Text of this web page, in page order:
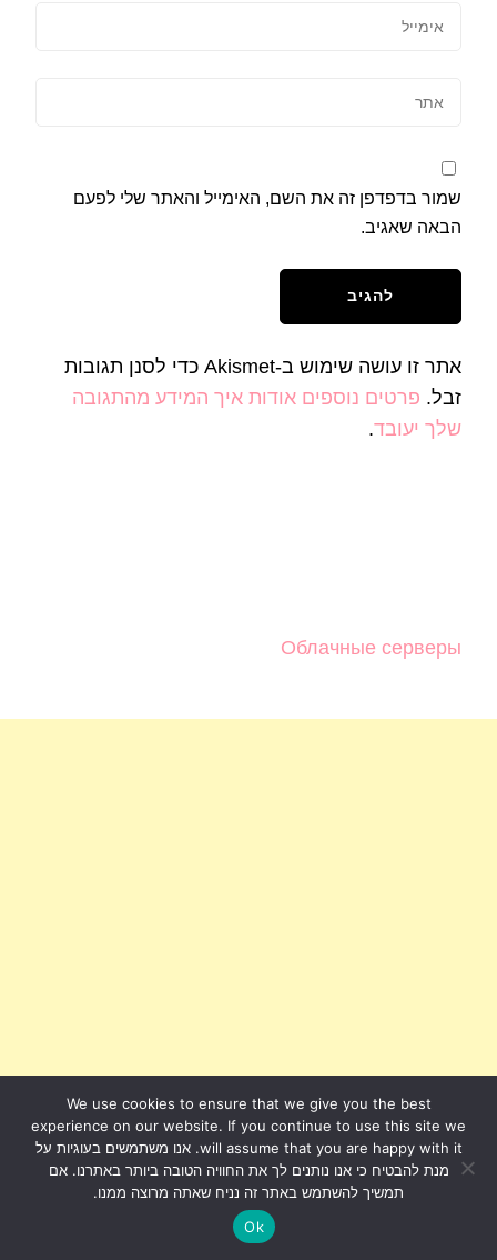
שמור בדפדפן זה את השם, האימייל והאתר שלי לפעם
הבאה שאגיב.
אתר זו עושה שימוש ב-Akismet כדי לסנן תגובות
זבל. פרטים נוספים אודות איך המידע מהתגובה
שלך יעובד.
Облачные серверы
We use cookies to ensure that we give you the best
experience on our website. If you continue to use this site we
will assume that you are happy with it. אנו משתמשים בעוגיות על
מנת להבטיח כי אנו נותנים לך את החוויה הטובה ביותר באתרנו. אם
תמשיך להשתמש באתר זה נניח שאתה מרוצה ממנו.
Ok